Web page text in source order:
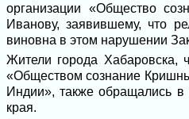
организации «Общество
Иванову, заявившему, что
виновна в этом нарушении
Жители города
«Обществом сознание
Индии», также обращались в
края.